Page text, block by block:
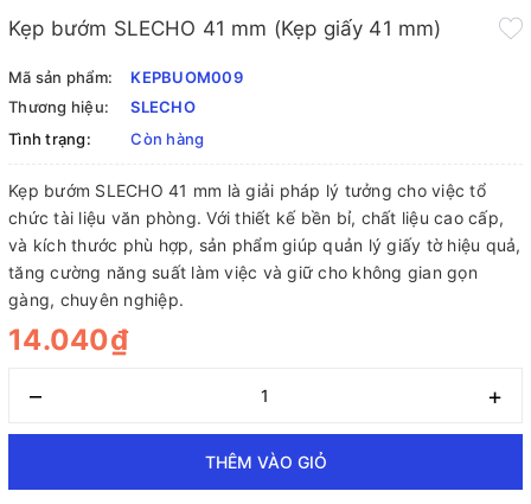
Kẹp bướm SLECHO 41 mm (Kẹp giấy 41 mm)
Mã sản phẩm:
KEPBUOM009
Thương hiệu:
SLECHO
Tình trạng:
Còn hàng
Kẹp bướm SLECHO 41 mm là giải pháp lý tưởng cho việc tổ
chức tài liệu văn phòng. Với thiết kế bền bỉ, chất liệu cao cấp,
và kích thước phù hợp, sản phẩm giúp quản lý giấy tờ hiệu quả,
tăng cường năng suất làm việc và giữ cho không gian gọn
gàng, chuyên nghiệp.
14.040₫
– +
THÊM VÀO GIỎ